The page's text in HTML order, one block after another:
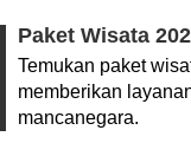
Paket Wisata
Temukan paket
memberikan
mancanegara.